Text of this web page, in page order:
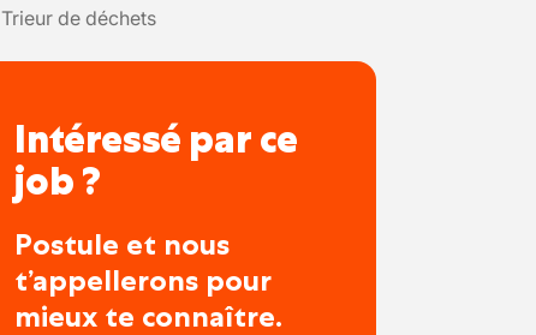
Trieur de déchets
Intéressé par ce
job ?
Postule et nous
t’appellerons pour
mieux te connaître.